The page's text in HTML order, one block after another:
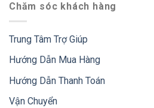
Chăm sóc khách hàng
Trung Tâm Trợ Giúp
Hướng Dẫn Mua Hàng
Hướng Dẫn Thanh Toán
Vận Chuyển